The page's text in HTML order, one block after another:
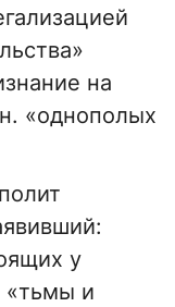
на
«однополых
у
«тьмы и